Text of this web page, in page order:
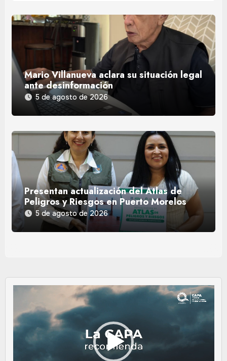
Mario Villanueva aclara su situación legal
ante desinformación
5 de agosto de 2026
Presentan actualización del Atlas de
Peligros y Riesgos en Puerto Morelos
5 de agosto de 2026
Reproductor
vídeo